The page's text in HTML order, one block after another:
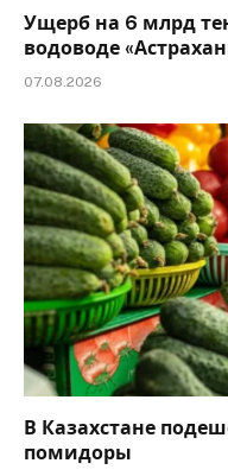
Ущерб на 6 млрд
водоводе
07.08.2026
В Казахстане
помидоры